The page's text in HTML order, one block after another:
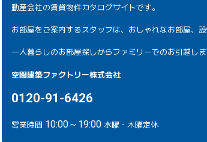
動産会社の賃貸物件カタログサイトです。
お部屋をご案内するスタッフは、おしゃれなお部屋、
一人暮らしのお部屋探しからファミリーでのお引越し
空間建築ファクトリー株式会社
0120-91-6426
営業時間 10:00～19:00 水曜・木曜定休